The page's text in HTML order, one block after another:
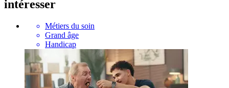
intéresser
Métiers du soin
Grand âge
Handicap